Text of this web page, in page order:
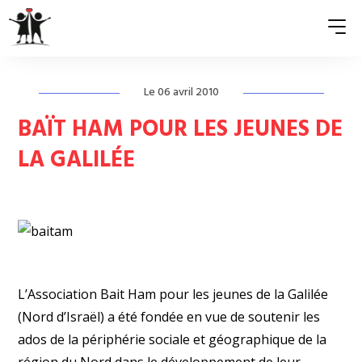
QUI SOMMES-NOUS ?
ASSOCIATIONS MEMBRES
PRESSE
Le 06 avril 2010
BAÏT HAM POUR LES JEUNES DE
LA GALILÉE
L’Association Bait Ham pour les jeunes de la Galilée
(Nord d’Israël) a été fondée en vue de soutenir les
ados de la périphérie sociale et géographique de la